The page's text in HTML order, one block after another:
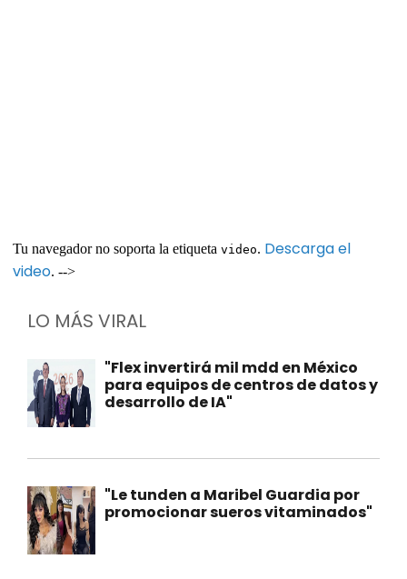
Tu navegador no soporta la etiqueta video. Descarga el
video. -->
LO MÁS VIRAL
"Flex invertirá mil mdd en México
para equipos de centros de datos y
desarrollo de IA"
"Le tunden a Maribel Guardia por
promocionar sueros vitaminados"